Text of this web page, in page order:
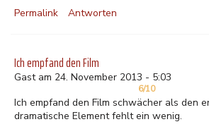
Permalink
Antworten
Ich empfand den Film
Gast am 24. November 2013 - 5:03
6/10
Ich empfand den Film schwächer als den
dramatische Element fehlt ein wenig.